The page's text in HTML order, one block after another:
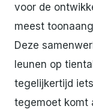
voor de
meest
Deze
leunen op
tegelijkertijd
tegemoet komt